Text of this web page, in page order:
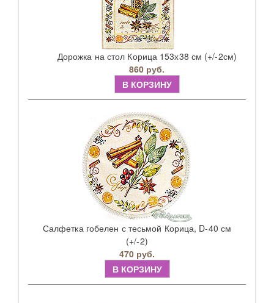
Дорожка на стол Корица 153х38 см (+/-2см)
860 руб.
В КОРЗИНУ
Салфетка гобелен с тесьмой Корица, D-40 см
(+/-2)
470 руб.
В КОРЗИНУ